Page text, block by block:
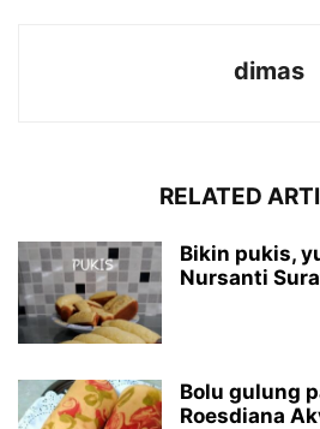
dimas
RELATED
Bikin pukis,
Nursanti
Bolu gulung
Roesdiana